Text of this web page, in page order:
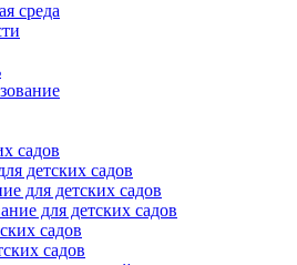
среда
садов
детских садов
для детских садов
для детских садов
садов
садов